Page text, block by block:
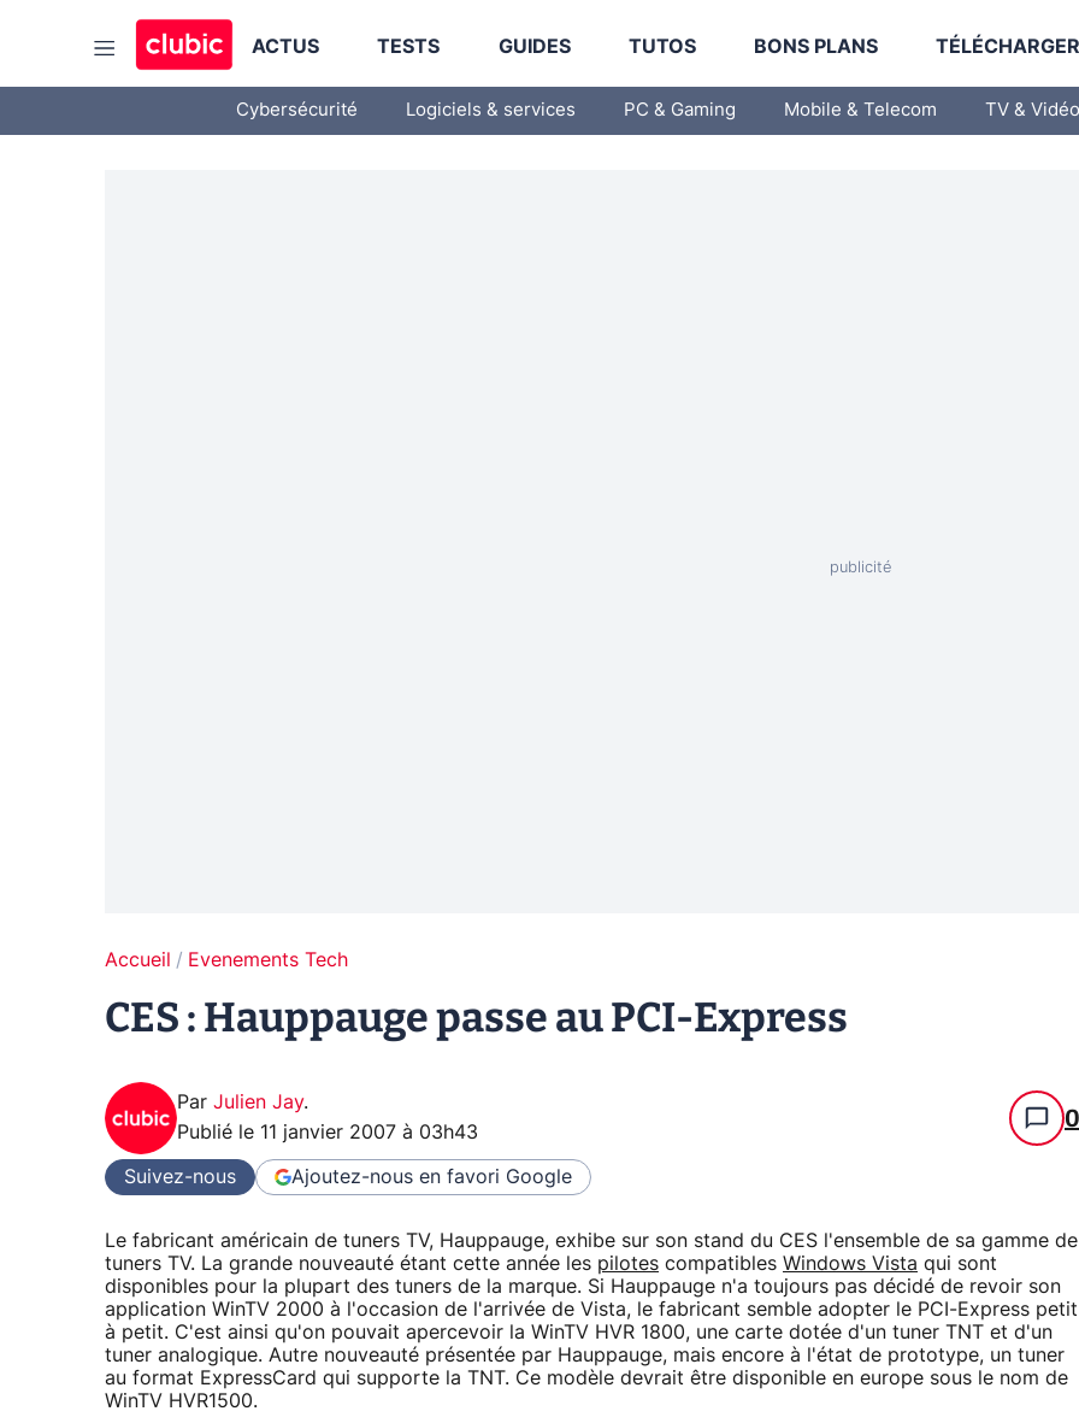
ACTUS TESTS GUIDES TUTOS BONS PLANS
Cybersécurité Logiciels & services PC & Gaming Mobile & Telecom TV & Vidéo
Accueil Evenements Tech
CES : Hauppauge passe au PCI-Express
Par Julien Jay.
Publié le 11 janvier 2007 à 03h43 0
Suivez-nous Ajoutez-nous en favori Google
Le fabricant américain de tuners TV, Hauppauge, exhibe sur son stand du CES l'ensemble de sa gamme de
tuners TV. La grande nouveauté étant cette année les pilotes compatibles Windows Vista qui sont
disponibles pour la plupart des tuners de la marque. Si Hauppauge n'a toujours pas décidé de revoir son
application WinTV 2000 à l'occasion de l'arrivée de Vista, le fabricant semble adopter le PCI-Express petit
à petit. C'est ainsi qu'on pouvait apercevoir la WinTV HVR 1800, une carte dotée d'un tuner TNT et d'un
tuner analogique. Autre nouveauté présentée par Hauppauge, mais encore à l'état de prototype, un tuner
au format ExpressCard qui supporte la TNT. Ce modèle devrait être disponible en europe sous le nom de
WinTV HVR1500.